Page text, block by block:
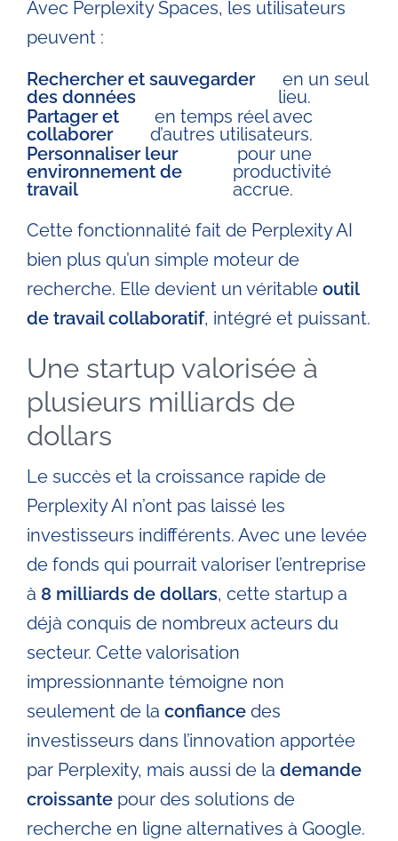
Avec Perplexity Spaces, les utilisateurs
peuvent :
Rechercher et sauvegarder
des données
en un seul
lieu.
Partager et
collaborer
en temps réel avec
d’autres utilisateurs.
Personnaliser leur
environnement de
travail
pour une
productivité
accrue.
Cette fonctionnalité fait de Perplexity AI
bien plus qu’un simple moteur de
recherche. Elle devient un véritable outil
de travail collaboratif, intégré et puissant.
Une startup valorisée à
plusieurs milliards de
dollars
Le succès et la croissance rapide de
Perplexity AI n’ont pas laissé les
investisseurs indifférents. Avec une levée
de fonds qui pourrait valoriser l’entreprise
à 8 milliards de dollars, cette startup a
déjà conquis de nombreux acteurs du
secteur. Cette valorisation
impressionnante témoigne non
seulement de la confiance des
investisseurs dans l’innovation apportée
par Perplexity, mais aussi de la demande
croissante pour des solutions de
recherche en ligne alternatives à Google.